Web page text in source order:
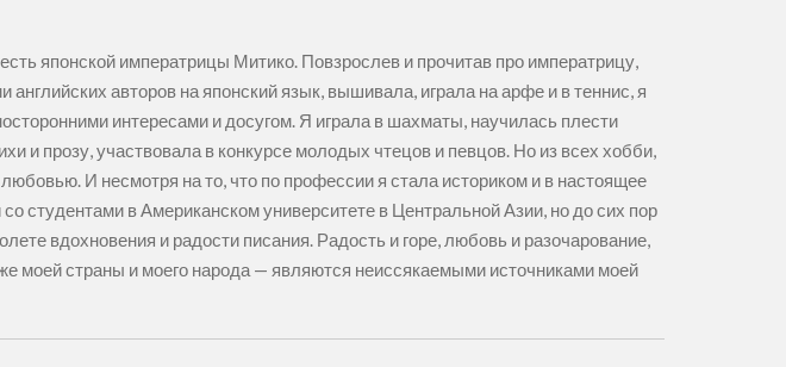
японской императрицы Митико. Повзрослев и прочитав про императрицу,
английских авторов на японский язык, вышивала, играла на арфе и в теннис, я
интересами и досугом. Я играла в шахматы, научилась плести
и прозу, участвовала в конкурсе молодых чтецов и певцов. Но из всех хобби,
И несмотря на то, что по профессии я стала историком и в настоящее
студентами в Американском университете в Центральной Азии, но до сих пор
вдохновения и радости писания. Радость и горе, любовь и разочарование,
моей страны и моего народа — являются неиссякаемыми источниками моей